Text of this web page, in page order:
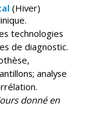
(Hiver)
technologies
de diagnostic.
analyse
donné en